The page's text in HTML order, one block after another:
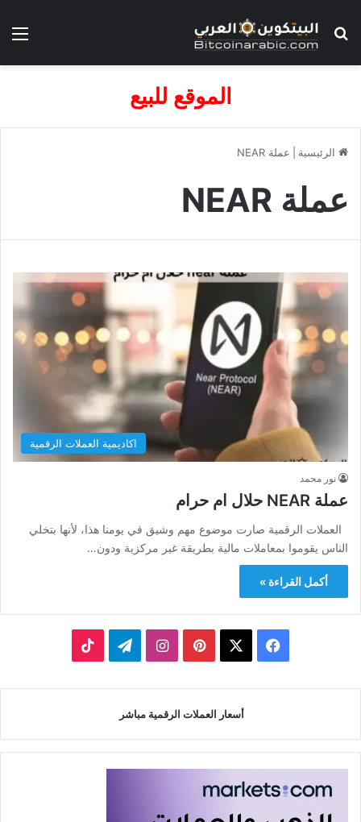
بحث عن
الموقع للبيع
الرئيسية عملة NEAR
عملة NEAR
اكاديمية العملات الرقمية
نور محمد
عملة NEAR حلال ام حرام
العملات الرقمية صارت موضوع مهم وشيق في يومنا هذا، لأنها بتخلي
الناس يقوموا بمعاملات مالية بطريقة غير مركزية ودون…
أكمل القراءة »
فيسبوك بينتيريستانستقرامتيلقرام
أسعار العملات الرقمية مباشر